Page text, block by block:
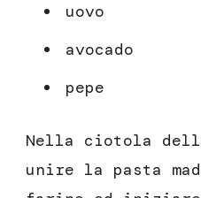
uovo
avocado
pepe
Nella ciotola
unire la pasta